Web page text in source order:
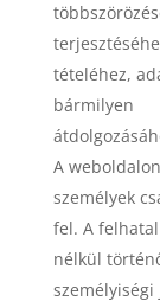
tételéhez,
bármilyen
A
személyek
fel. A
nélkül
személyiségi